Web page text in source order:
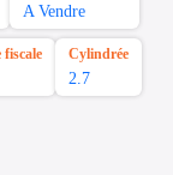
A Vendre
fiscale Cylindrée
2.7